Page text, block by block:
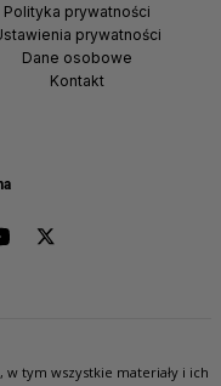
Polityka prywatności
prywatności
Dane osobowe
Kontakt
tym wszystkie materiały i ich